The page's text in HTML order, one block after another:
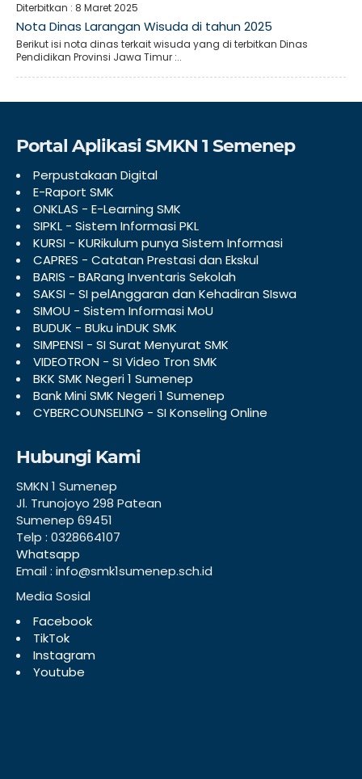
Diterbitkan : 8 Maret 2025
Nota Dinas Larangan Wisuda di tahun 2025
Berikut isi nota dinas terkait wisuda yang di terbitkan Dinas
Pendidikan Provinsi Jawa Timur :..
Portal Aplikasi SMKN 1 Semenep
Perpustakaan Digital
E-Raport SMK
ONKLAS - E-Learning SMK
SIPKL - Sistem Informasi PKL
KURSI - KURikulum punya Sistem Informasi
CAPRES - Catatan Prestasi dan Ekskul
BARIS - BARang Inventaris Sekolah
SAKSI - SI pelAnggaran dan Kehadiran SIswa
SIMOU - Sistem Informasi MoU
BUDUK - BUku inDUK SMK
SIMPENSI - SI Surat Menyurat SMK
VIDEOTRON - SI Video Tron SMK
BKK SMK Negeri 1 Sumenep
Bank Mini SMK Negeri 1 Sumenep
CYBERCOUNSELING - SI Konseling Online
Hubungi Kami
SMKN 1 Sumenep
Jl. Trunojoyo 298 Patean
Sumenep 69451
Telp : 0328664107
Whatsapp
Email : info@smk1sumenep.sch.id
Media Sosial
Facebook
TikTok
Instagram
Youtube